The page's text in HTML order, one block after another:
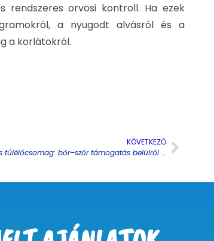
rendszeres orvosi kontroll. Ha ezek
a nyugodt alvásról és a
a korlátokról.
KÖVETKEZŐ
Tavaszi vedlés túlélőcsomag: bőr–szőr támogatás belülről és kívülről